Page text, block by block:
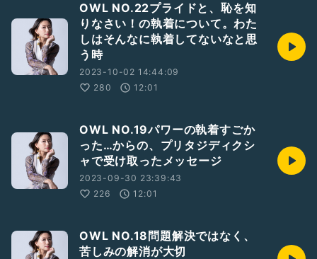
OWL NO.22プライドと、恥を知
りなさい！の執着について。わた
しはそんなに執着してないなと思
う時
2023-10-02 14:44:09
280
12:01
OWL NO.19パワーの執着すごか
った…からの、プリタジディクシ
ャで受け取ったメッセージ
2023-09-30 23:39:43
226
12:01
OWL NO.18問題解決ではなく、
苦しみの解消が大切